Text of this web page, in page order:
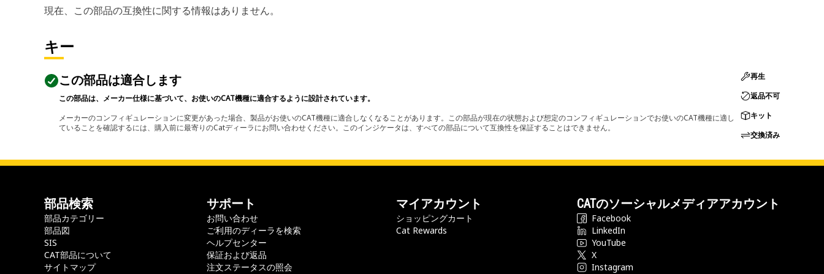
現在、この部品の互換性に関する情報はありません。
キー
この部品は適合します
この部品は、メーカー仕様に基づいて、お使いのCAT機種に適合するように設計されています。
メーカーのコンフィギュレーションに変更があった場合、製品がお使いのCAT機種に適合しなくなることがあります。この部品が現在の状態および想定のコンフィギュレーションでお使いのCAT機種に適し
ていることを確認するには、購入前に最寄りのCatディーラにお問い合わせください。このインジケータは、すべての部品について互換性を保証することはできません。
再生
返品不可
キット
交換済み
部品検索
部品カテゴリー
部品図
SIS
CAT部品について
サイトマップ
サポート
お問い合わせ
ご利用のディーラを検索
ヘルプセンター
保証および返品
注文ステータスの照会
マイアカウント
ショッピングカート
Cat Rewards
CATのソーシャルメディアアカウント
Facebook
LinkedIn
YouTube
X
Instagram